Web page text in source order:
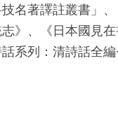
名著譯註叢書」、
、《日本國見在
系列：清詩話全